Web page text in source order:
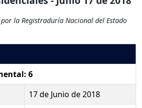
la Registraduría Nacional del Estado
6
17 de Junio de 2018